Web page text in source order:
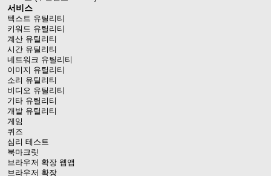
서비스
텍스트 유틸리티
키워드 유틸리티
계산 유틸리티
시간 유틸리티
네트워크 유틸리티
이미지 유틸리티
소리 유틸리티
비디오 유틸리티
기타 유틸리티
개발 유틸리티
게임
퀴즈
심리 테스트
북마크릿
브라우저 확장 웹앱
브라우저 확장